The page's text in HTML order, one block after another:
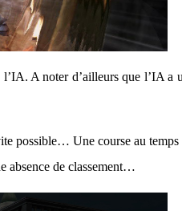
A noter d’ailleurs que l’IA a
possible… Une course au
absence de classement…